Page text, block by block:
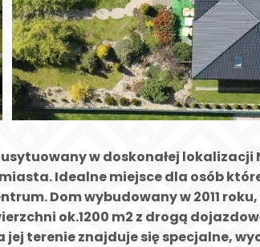
w doskonałej lokalizacji
Idealne miejsce dla osób
Dom wybudowany w 2011
ok.1200 m2 z drogą
terenie znajduje się specjalne,